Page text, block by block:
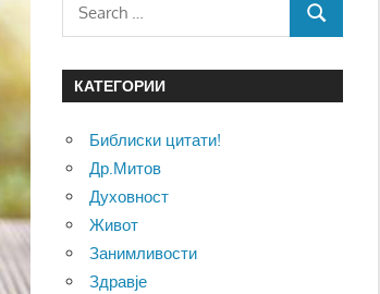
SEARCH
КАТЕГОРИИ
Библиски цитати!
Др.Митов
Духовност
Живот
Занимливости
Здравје